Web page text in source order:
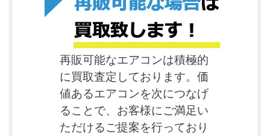
再販可能なエアコンは積極的
に買取査定しております。価
値あるエアコンを次につなげ
ることで、お客様にご満足い
ただけるご提案を行っており